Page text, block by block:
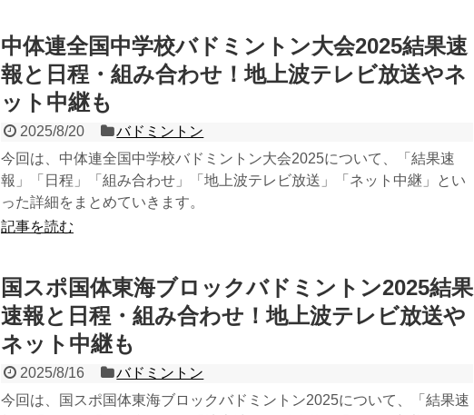
中体連全国中学校バドミントン大会2025結果速
報と日程・組み合わせ！地上波テレビ放送やネ
ット中継も
2025/8/20
バドミントン
今回は、中体連全国中学校バドミントン大会2025について、「結果速
報」「日程」「組み合わせ」「地上波テレビ放送」「ネット中継」とい
った詳細をまとめていきます。
記事を読む
国スポ国体東海ブロックバドミントン2025結果
速報と日程・組み合わせ！地上波テレビ放送や
ネット中継も
2025/8/16
バドミントン
今回は、国スポ国体東海ブロックバドミントン2025について、「結果速